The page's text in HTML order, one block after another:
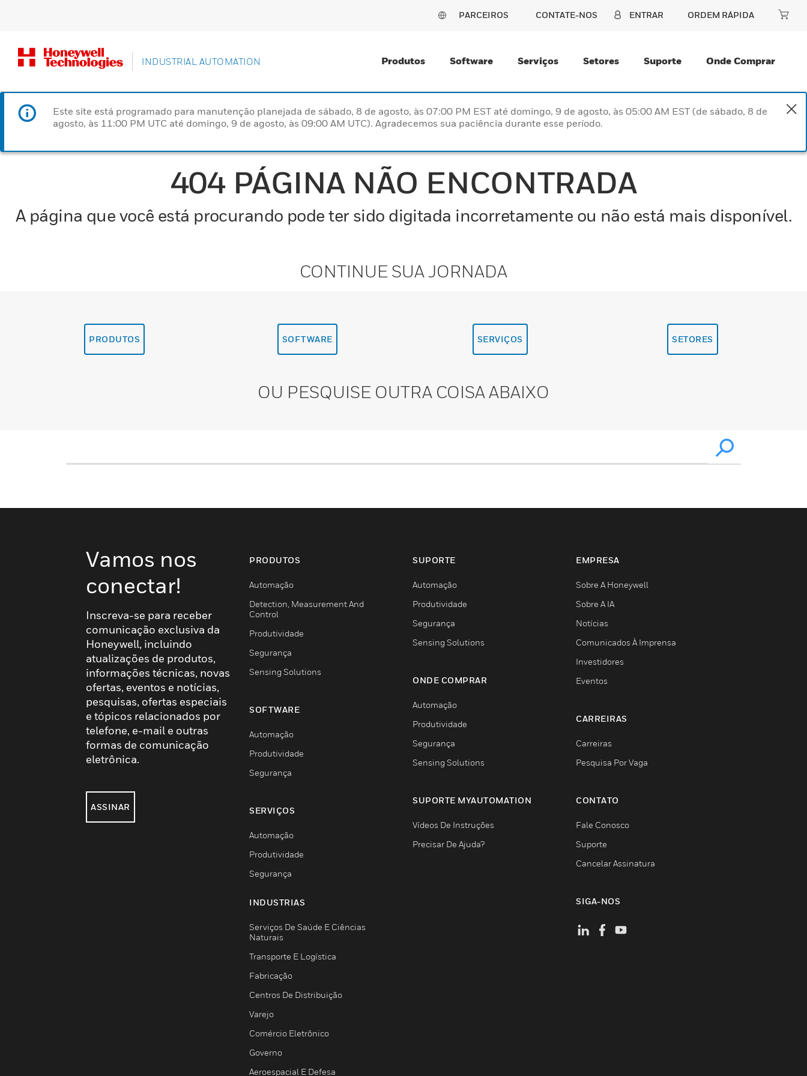
PARCEIROS CONTATE-NOS ENTRAR ORDEM RÁPIDA
INDUSTRIAL AUTOMATION Produtos Software Serviços Setores Suporte Onde Comprar
Este site está programado para manutenção planejada de sábado, 8 de agosto, às 07:00 PM EST até domingo, 9 de agosto, às 05:00 AM EST (de sábado, 8 de
agosto, às 11:00 PM UTC até domingo, 9 de agosto, às 09:00 AM UTC). Agradecemos sua paciência durante esse período.
404 PÁGINA NÃO ENCONTRADA
A página que você está procurando pode ter sido digitada incorretamente ou não está mais disponível.
CONTINUE SUA JORNADA
PRODUTOS SOFTWARE SERVIÇOS SETORES
OU PESQUISE OUTRA COISA ABAIXO
Vamos nos
conectar!
Inscreva-se para receber
comunicação exclusiva da
Honeywell, incluindo
atualizações de produtos,
informações técnicas, novas
ofertas, eventos e notícias,
pesquisas, ofertas especiais
e tópicos relacionados por
telefone, e-mail e outras
formas de comunicação
eletrônica.
ASSINAR
PRODUTOS
Automação
Detection, Measurement And
Control
Produtividade
Segurança
Sensing Solutions
SOFTWARE
Automação
Produtividade
Segurança
SERVIÇOS
Automação
Produtividade
Segurança
INDUSTRIAS
Serviços De Saúde E Ciências
Naturais
Transporte E Logística
Fabricação
Centros De Distribuição
Varejo
Comércio Eletrônico
Governo
Aeroespacial E Defesa
SUPORTE
Automação
Produtividade
Segurança
Sensing Solutions
ONDE COMPRAR
Automação
Produtividade
Segurança
Sensing Solutions
SUPORTE MYAUTOMATION
Vídeos De Instruções
Precisar De Ajuda?
EMPRESA
Sobre A Honeywell
Sobre A IA
Notícias
Comunicados À Imprensa
Investidores
Eventos
CARREIRAS
Carreiras
Pesquisa Por Vaga
CONTATO
Fale Conosco
Suporte
Cancelar Assinatura
SIGA-NOS